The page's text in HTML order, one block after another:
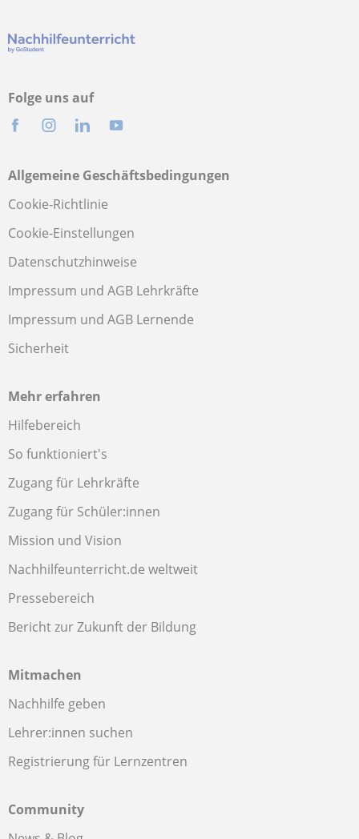
Folge uns auf
Allgemeine Geschäftsbedingungen
Cookie-Richtlinie
Cookie-Einstellungen
Datenschutzhinweise
Impressum und AGB Lehrkräfte
Impressum und AGB Lernende
Sicherheit
Mehr erfahren
Hilfebereich
So funktioniert's
Zugang für Lehrkräfte
Zugang für Schüler:innen
Mission und Vision
Nachhilfeunterricht.de weltweit
Pressebereich
Bericht zur Zukunft der Bildung
Mitmachen
Nachhilfe geben
Lehrer:innen suchen
Registrierung für Lernzentren
Community